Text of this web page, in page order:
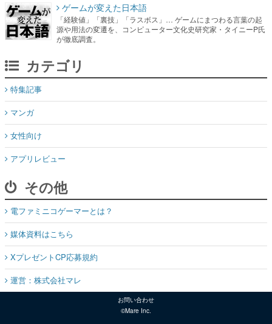
ゲームが変えた日本語
「経験値」「裏技」「ラスボス」… ゲームにまつわる言葉の起
源や用法の変遷を、コンピューター文化史研究家・タイニーP氏
が徹底調査。
カテゴリ
特集記事
マンガ
女性向け
アプリレビュー
その他
電ファミニコゲーマーとは？
媒体資料はこちら
XプレゼントCP応募規約
運営：株式会社マレ
お問い合わせ
©Mare Inc.